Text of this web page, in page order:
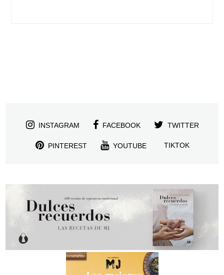
INSTAGRAM FACEBOOK TWITTER
PINTEREST YOUTUBE TIKTOK